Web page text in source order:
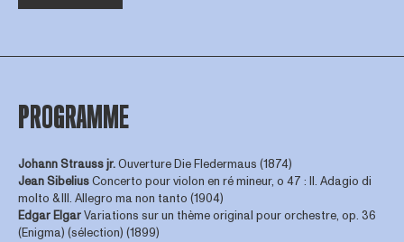
PROGRAMME
Johann Strauss jr.Ouverture Die Fledermaus (1874)
Jean SibeliusConcerto pour violon en ré mineur, o 47 : II. Adagio di
molto & III. Allegro ma non tanto (1904)
Edgar ElgarVariations sur un thème original pour orchestre, op. 36
(Enigma) (sélection) (1899)